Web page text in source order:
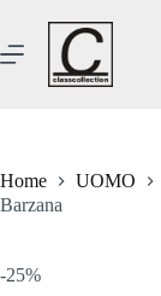
contenuto
Home UOMO
Barzana
-25%